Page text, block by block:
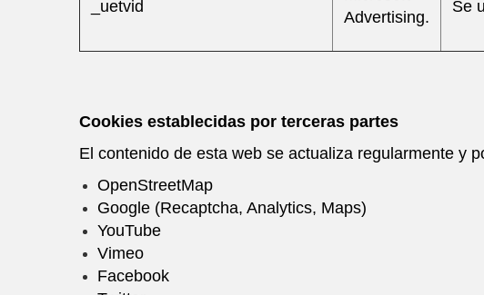
_uetvid
Advertising.
Se
Cookies establecidas por terceras partes
El contenido de esta web se actualiza regularmente y
OpenStreetMap
Google (Recaptcha, Analytics, Maps)
YouTube
Vimeo
Facebook